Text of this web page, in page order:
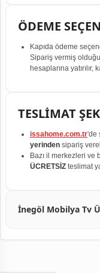
ÖDEME
Kapıda ödeme
Sipariş vermiş
hesaplarına
TESLİMAT
issahome.com.tr'de
yerinden sipariş
Bazı il merkezleri ve
ÜCRETSİZ teslimat
İnegöl Mobilya Tv